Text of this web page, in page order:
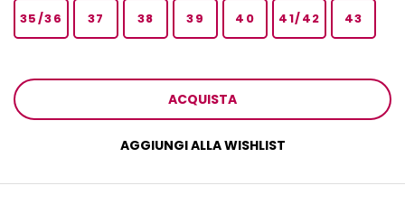
35/36 37 38 39 40 41/42 43
ACQUISTA
AGGIUNGI ALLA WISHLIST